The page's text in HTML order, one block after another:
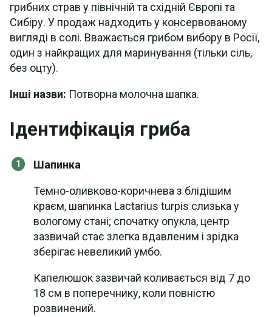
грибних страв у північній та східній Європі та
Сибіру. У продаж надходить у консервованому
вигляді в солі. Вважається грибом вибору в Росії,
один з найкращих для маринування (тільки сіль,
без оцту).
Інші назви: Потворна молочна шапка.
Ідентифікація гриба
Шапинка
Темно-оливково-коричнева з блідішим
краєм, шапинка Lactarius turpis слизька у
вологому стані; спочатку опукла, центр
зазвичай стає злегка вдавленим і зрідка
зберігає невеликий умбо.
Капелюшок зазвичай коливається від 7 до
18 см в поперечнику, коли повністю
розвинений.